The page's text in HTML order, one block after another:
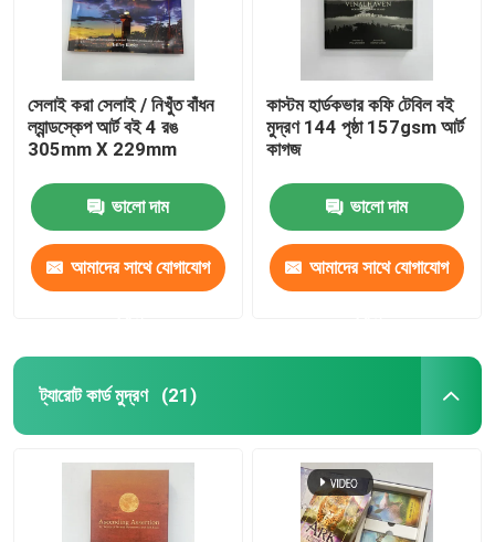
সেলাই করা সেলাই / নিখুঁত বাঁধন
ল্যান্ডস্কেপ আর্ট বই 4 রঙ
305mm X 229mm
ভালো দাম
আমাদের সাথে যোগাযোগ
কাস্টম হার্ডকভার কফি টেবিল বই
মুদ্রণ 144 পৃষ্ঠা 157gsm আর্ট
কাগজ
ভালো দাম
আমাদের সাথে যোগাযোগ
ট্যারোট কার্ড মুদ্রণ (21)